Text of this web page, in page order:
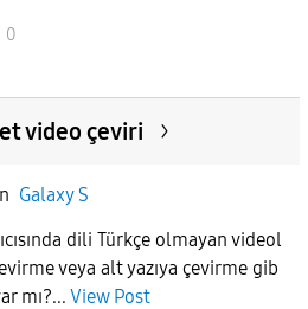
0
video çeviri
Galaxy S
dili Türkçe olmayan videol
veya alt yazıya çevirme gib
mı?... View Post